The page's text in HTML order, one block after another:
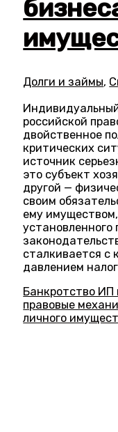
Долги и займы,
российской
двойственное
критических
источник
это субъект
другой —
своим
ему
сталкивается с
давлением
Банкротство
правовые
личного